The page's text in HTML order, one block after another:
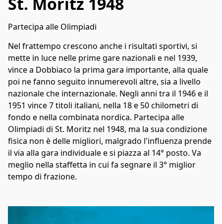
Partecipa alle Olimpiadi
Nel frattempo crescono anche i risultati sportivi, si
mette in luce nelle prime gare nazionali e nel 1939,
vince a Dobbiaco la prima gara importante, alla quale
poi ne fanno seguito innumerevoli altre, sia a livello
nazionale che internazionale. Negli anni tra il 1946 e il
1951 vince 7 titoli italiani, nella 18 e 50 chilometri di
fondo e nella combinata nordica. Partecipa alle
Olimpiadi di St. Moritz nel 1948, ma la sua condizione
fisica non è delle migliori, malgrado l'influenza prende
il via alla gara individuale e si piazza al 14° posto. Va
meglio nella staffetta in cui fa segnare il 3° miglior
tempo di frazione.